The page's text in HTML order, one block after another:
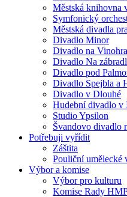
Městská knihovna
Symfonický
Městská divadla
Divadlo Minor
Divadlo na
Divadlo Na
Divadlo pod
Divadlo Spejbla a
Divadlo v Dlouhé
Hudební divadlo v
Studio Ypsilon
Švandovo divadlo
Potřebuji vyřídit
Záštita
Pouliční umělecké
Výbor a komise
Výbor pro kulturu
Komise Rady